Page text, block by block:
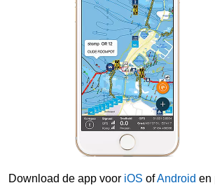
Download de app voor iOS ofAndroid en